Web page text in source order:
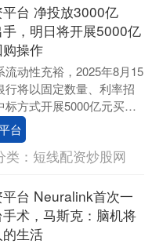
台 净投放3000亿
，明日将开展5000亿
操作
流动性充裕，2025年8月15
行将以固定数量、利率招
方式开展5000亿元买断
股市配资平台，期限为6
台
类： 短线配资炒股网
台 Neuralink首次一
术，马斯克：脑机将
生活